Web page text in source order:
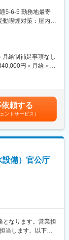
コンの立場】、官
道路株式会社【2
は基本的に都内多
間やプライベート
日対応が発生する
パイダープラス
レット操作や、建
は年に1、2度程
インです。
業務を行っていま
衛生設備の設計施
必要とされ満足さ
あって70年近くも
で数多くの実績を
表するサブコン各
継続しています。
め、代理特約店と
5-6-5 勤務地最寄
喫煙対策：屋内全
給制補足事項なし
円＜月給＞
能性があります。
依頼する
ントサービス）
設備）官公庁
となります。営業担
当します。以下業